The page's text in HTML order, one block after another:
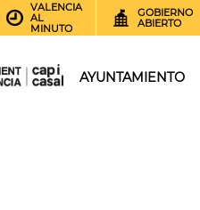
VALENCIA
AL
MINUTO
GOBIERNO
ABIERTO
AYUNTAMIENTO